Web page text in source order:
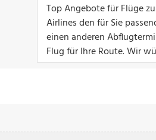
Top Angebote für Flüge
Airlines den für Sie
einen anderen
Flug für Ihre Route. Wir